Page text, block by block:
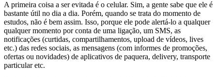
A primeira coisa a ser evitada é o celular. Sim, a gente sabe que ele é
bastante útil no dia a dia. Porém, quando se trata do momento de
estudos, não é bem assim. Isso, porque ele pode alertá-lo a qualquer
qualquer momento por conta de uma ligação, um SMS, as
notificações (curtidas, compartilhamentos, upload de vídeos, lives
etc.) das redes sociais, as mensagens (com informes de promoções,
ofertas ou novidades) de aplicativos de paquera, delivery, transporte
particular etc.